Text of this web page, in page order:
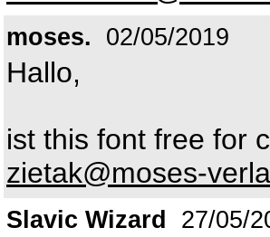
moses. 02/05/2019
Hallo,
ist this font free for
zietak@moses-
Slavic Wizard 27/05/